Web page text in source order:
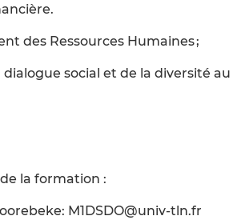
des Ressources Humaines ;
dialogue social et de la diversité au
la formation :
M1DSDO@univ-tln.fr